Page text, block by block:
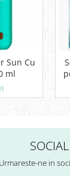
Sun Cu
ml
SOCIAL
Urmareste-ne in